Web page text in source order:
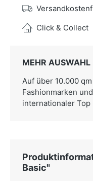
Click & Collect
MEHR AUSWAHL
Auf über 10.000
Fashionmarken
internationaler Top
Basic"